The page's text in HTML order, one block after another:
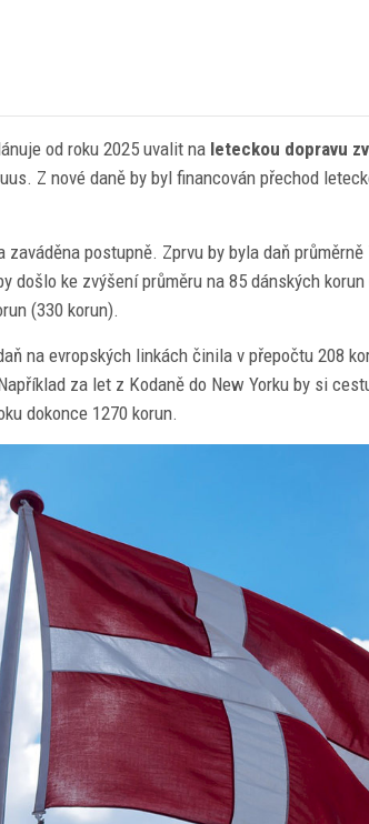
od roku 2025 uvalit na leteckou dopravu
Z nové daně by byl financován přechod
zaváděna postupně. Zprvu by byla daň
došlo ke zvýšení průměru na 85 dánských
(330 korun).
na evropských linkách činila v přepočtu 208
za let z Kodaně do New Yorku by si
dokonce 1270 korun.